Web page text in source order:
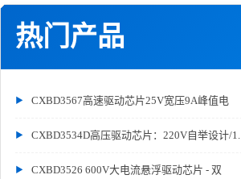
热门产品
CXBD3567高速驱动芯片25V宽压9A峰值电
CXBD3534D高压驱动芯片：220V自举设计/1.
CXBD3526 600V大电流悬浮驱动芯片 - 双